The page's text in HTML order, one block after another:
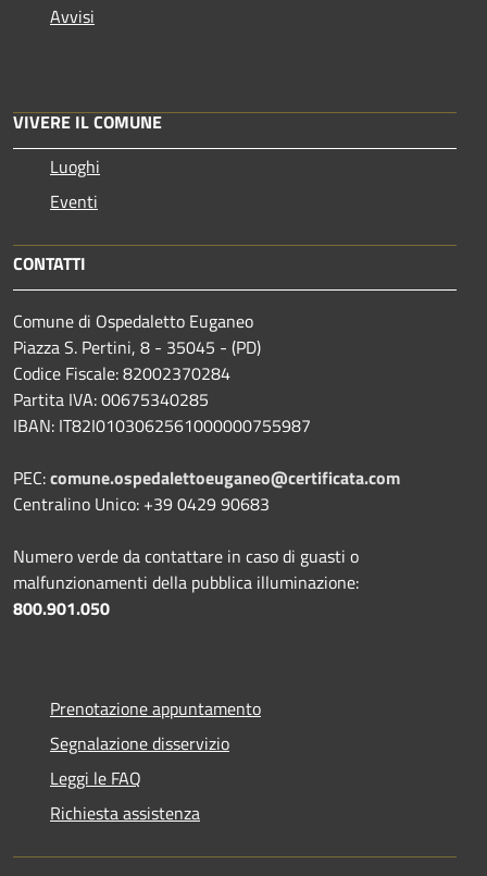
Avvisi
VIVERE IL COMUNE
Luoghi
Eventi
CONTATTI
Comune di Ospedaletto Euganeo
Piazza S. Pertini, 8 - 35045 - (PD)
Codice Fiscale: 82002370284
Partita IVA: 00675340285
IBAN: IT82I0103062561000000755987
PEC:comune.ospedalettoeuganeo@certificata.com
Centralino Unico: +39 0429 90683
Numero verde da contattare in caso di guasti o
malfunzionamenti della pubblica illuminazione:
800.901.050
Prenotazione appuntamento
Segnalazione disservizio
Leggi le FAQ
Richiesta assistenza